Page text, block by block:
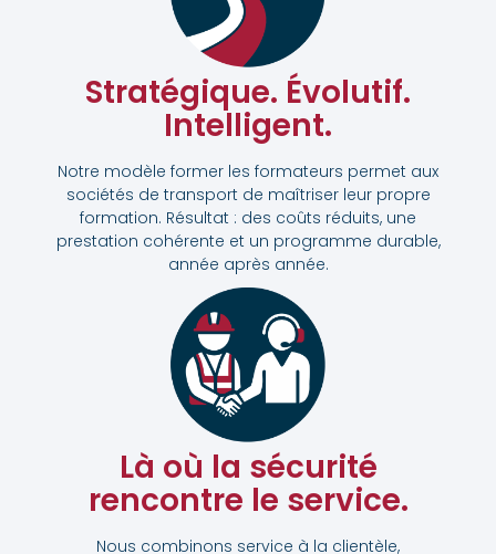
Stratégique. Évolutif.
Intelligent.
Notre modèle former les formateurs permet aux
sociétés de transport de maîtriser leur propre
formation. Résultat : des coûts réduits, une
prestation cohérente et un programme durable,
année après année.
Là où la sécurité
rencontre le service.
Nous combinons service à la clientèle,